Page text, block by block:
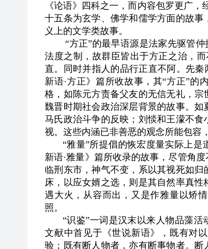
《论语》四科之一，而内容包罗更广，
十五条为玄学、佛学和儒学方面的故
义上的文学类故事。
“方正”的最早语源是法家先驱管
法度之制，故群臣皆出于方正之治，
直。同时并指人的品行正直不阿。先
新语·方正》篇所收故事，其“方正”的
格，如陈元方责备父友的无信无礼，宗
魏晋时期社会政治深层背景的故事。
马氏政治斗争的反映；刘惔和王濛不
视。这些内涵已非善恶的观念所能包容
“雅量”所提倡的恢宏度量实际上
新语·雅量》篇所收录的故事，尽管角
临刑东市，神气不变，系以其视死如
床，以应女婿之选，则是其自然率真
遇大火，从容而出，又是作雅量以矫
照。
“识鉴”一词是汉末以来人物品藻
文献中首见于《世说新语》，既有对
验；既有断人物者，亦有断事物者。